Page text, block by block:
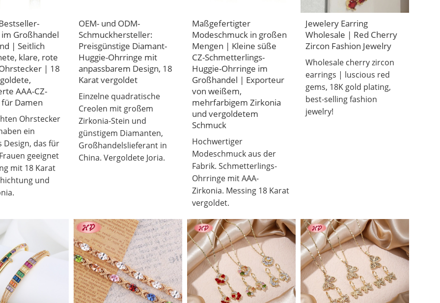
Großhandel
| Seitlich
klare, rote
| 18
AAA-CZ-
Damen
Ohrstecker
ein
Design, das für
geeignet
mit 18 Karat
und
OEM- und ODM-
Schmuckhersteller:
Preisgünstige Diamant-
Huggie-Ohrringe mit
anpassbarem Design, 18
Karat vergoldet
Einzelne quadratische
Creolen mit großem
Zirkonia-Stein und
günstigem Diamanten,
Großhandelslieferant in
China. Vergoldete Joria.
Maßgefertigter
Modeschmuck in großen
Mengen | Kleine süße
CZ-Schmetterlings-
Huggie-Ohrringe im
Großhandel | Exporteur
von weißem,
mehrfarbigem Zirkonia
und vergoldetem
Schmuck
Hochwertiger
Modeschmuck aus der
Fabrik. Schmetterlings-
Ohrringe mit AAA-
Zirkonia. Messing 18 Karat
vergoldet.
Jewelery Earring
Wholesale | Red Cherry
Zircon Fashion Jewelry
Wholesale cherry zircon
earrings | luscious red
gems, 18K gold plating,
best-selling fashion
jewelry!